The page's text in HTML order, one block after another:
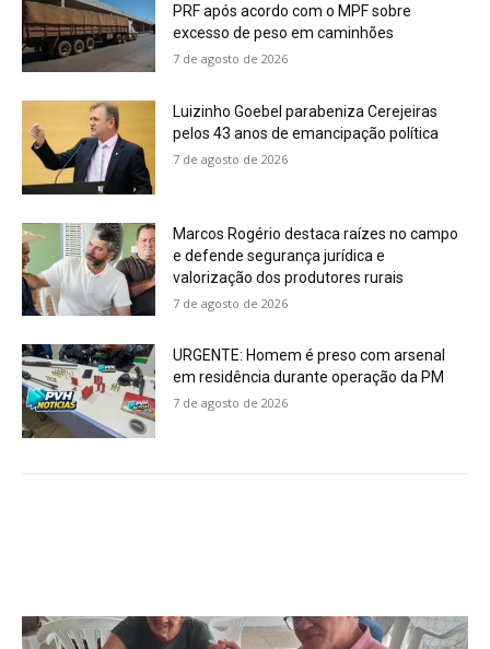
PRF após acordo com o MPF sobre
excesso de peso em caminhões
7 de agosto de 2026
Luizinho Goebel parabeniza Cerejeiras
pelos 43 anos de emancipação política
7 de agosto de 2026
Marcos Rogério destaca raízes no campo
e defende segurança jurídica e
valorização dos produtores rurais
7 de agosto de 2026
URGENTE: Homem é preso com arsenal
em residência durante operação da PM
7 de agosto de 2026